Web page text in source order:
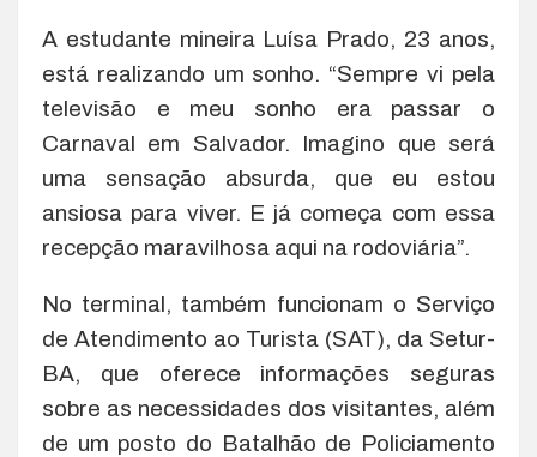
A estudante mineira Luísa Prado, 23 anos,
está realizando um sonho. “Sempre vi pela
televisão e meu sonho era passar o
Carnaval em Salvador. Imagino que será
uma sensação absurda, que eu estou
ansiosa para viver. E já começa com essa
recepção maravilhosa aqui na rodoviária”.
No terminal, também funcionam o Serviço
de Atendimento ao Turista (SAT), da Setur-
BA, que oferece informações seguras
sobre as necessidades dos visitantes, além
de um posto do Batalhão de Policiamento